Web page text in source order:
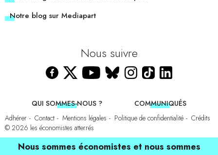
Notre blog sur Mediapart
Nous suivre
QUI SOMMES-NOUS ?
COMMUNIQUÉS
Adhérer
Contact Mentions légales Politique de confidentialité
Crédits
© 2026 les économistes atterrés
Nous sommes économistes et nous sommes